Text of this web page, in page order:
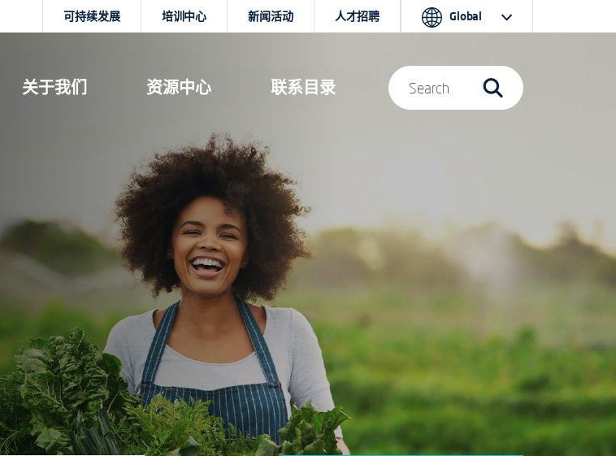
关于我们 资源中心 联系目录
可持续发展 培训中心 新闻活动 人才招聘 Global
Search